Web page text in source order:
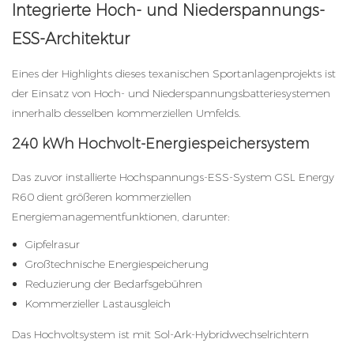
Integrierte Hoch- und Niederspannungs-
ESS-Architektur
Eines der Highlights dieses texanischen Sportanlagenprojekts ist
der Einsatz von Hoch- und Niederspannungsbatteriesystemen
innerhalb desselben kommerziellen Umfelds.
240 kWh Hochvolt-Energiespeichersystem
Das zuvor installierte Hochspannungs-ESS-System GSL Energy
R60 dient größeren kommerziellen
Energiemanagementfunktionen, darunter:
Gipfelrasur
Großtechnische Energiespeicherung
Reduzierung der Bedarfsgebühren
Kommerzieller Lastausgleich
Das Hochvoltsystem ist mit Sol-Ark-Hybridwechselrichtern